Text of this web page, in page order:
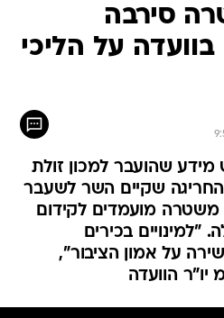
סירבה
בוועדה על הליכי
מידע שהועבר למכון זולת
החריגה שקיים השר לשעבר
משטרה מועמדים לקידום
"למינויים בכירים
על אמון הציבור",
הוועדה